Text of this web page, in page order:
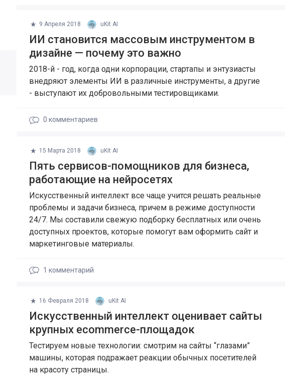
9 Апреля 2018 uKit AI
ИИ становится массовым инструментом в
дизайне — почему это важно
2018-й - год, когда одни корпорации, стартапы и энтузиасты
внедряют элементы ИИ в различные инструменты, а другие
- выступают их добровольными тестировщиками.
0 комментариев
15 Марта 2018 uKit AI
Пять сервисов-помощников для бизнеса,
работающие на нейросетях
Искусственный интеллект все чаще учится решать реальные
проблемы и задачи бизнеса, причем в режиме доступности
24/7. Мы составили свежую подборку бесплатных или очень
доступных проектов, которые помогут вам оформить сайт и
маркетинговые материалы.
1 комментарий
16 Февраля 2018 uKit AI
Искусственный интеллект оценивает сайты
крупных ecommerce-площадок
Тестируем новые технологии: смотрим на сайты “глазами”
машины, которая подражает реакции обычных посетителей
на красоту страницы.